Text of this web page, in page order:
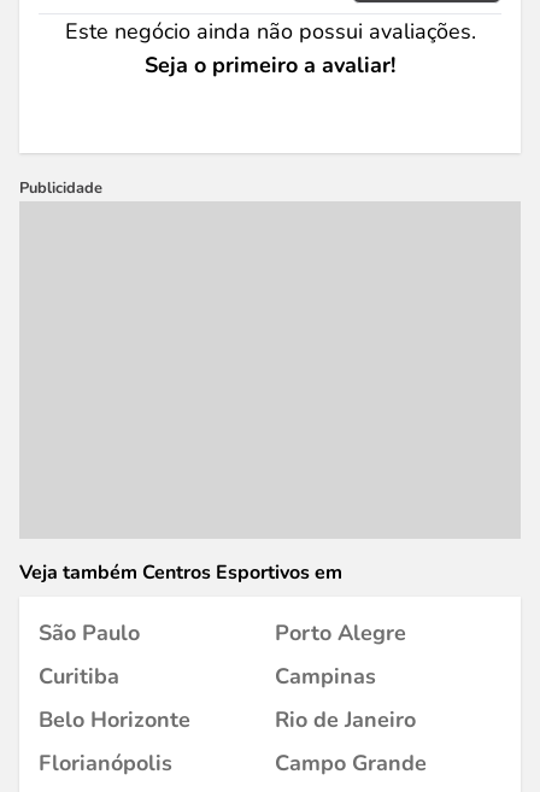
Este negócio ainda não possui avaliações.
Seja o primeiro a avaliar!
Publicidade
Veja também Centros Esportivos em
São Paulo
Porto Alegre
Curitiba
Campinas
Belo Horizonte
Rio de Janeiro
Florianópolis
Campo Grande